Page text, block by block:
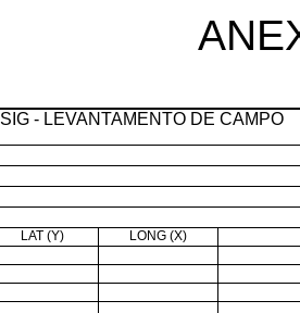
SIG - LEVANTAMENTO DE CAMPO
LAT (Y) LONG (X)